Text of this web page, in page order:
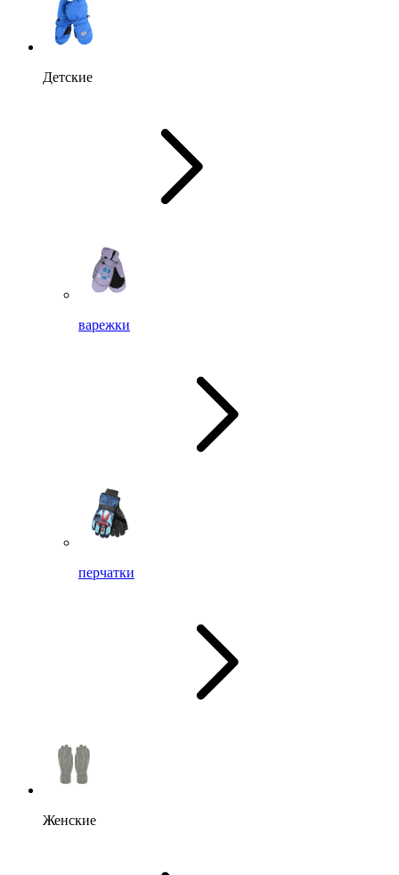
Детские
варежки
перчатки
Женские